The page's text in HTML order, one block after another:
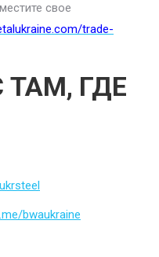
свое
trade-
ТАМ, ГДЕ
bwaukraine